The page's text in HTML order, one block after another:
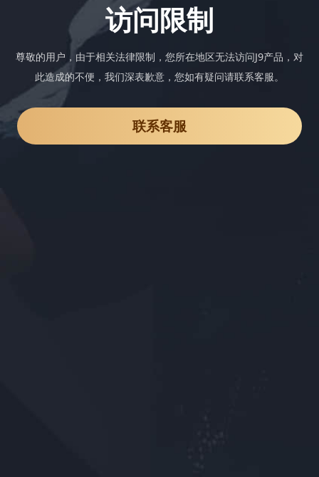
访问限制
尊敬的用户，由于相关法律限制，您所在地区无法访问J9产品，对
此造成的不便，我们深表歉意，您如有疑问请联系客服。
联系客服